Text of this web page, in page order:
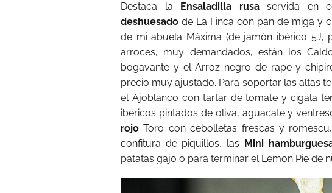
Destaca la Ensaladilla rusaservida en
deshuesado de La Finca con pan de miga y
de mi abuela Máxima (de jamón ibérico 5J,
arroces, muy demandados, están los
bogavante y el Arroz negro de rape y
precio muy ajustado. Para soportar las altas
el Ajoblanco con tartar de tomate y cigala
ibéricos pintados de oliva, aguacate y
rojo Toro con cebolletas frescas y
confitura de piquillos, las Mini
patatas gajo o para terminar el Lemon Pie de